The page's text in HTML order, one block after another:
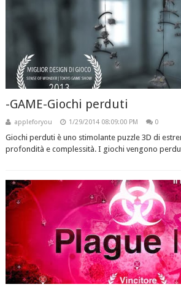
-GAME-Giochi perduti
appleforyou 1/29/2014 08:09:00 PM 0
Giochi perduti è uno stimolante puzzle 3D di
profondità e complessità. I giochi vengono